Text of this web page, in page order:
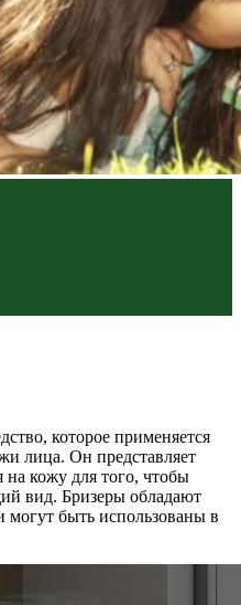
которое применяется
лица. Он представляет
на кожу для того, чтобы
вид. Бризеры обладают
быть использованы в